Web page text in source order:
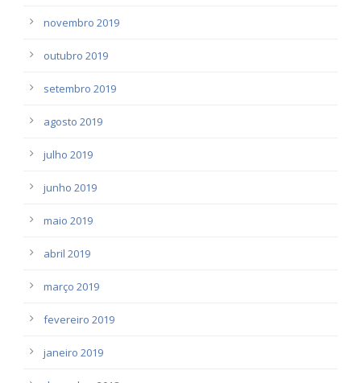
novembro 2019
outubro 2019
setembro 2019
agosto 2019
julho 2019
junho 2019
maio 2019
abril 2019
março 2019
fevereiro 2019
janeiro 2019